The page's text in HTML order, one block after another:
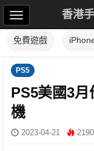
香港
免費遊戲
PS5
PS5美國3
機
2023-04-21